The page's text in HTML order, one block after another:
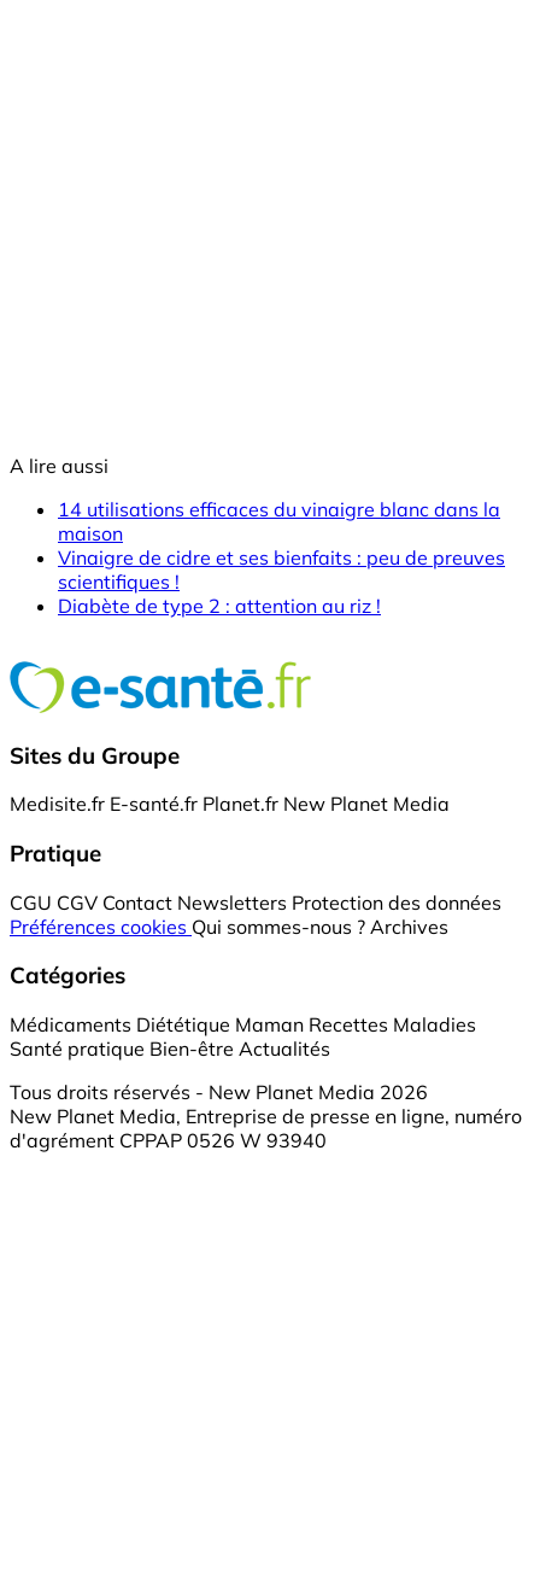
A lire aussi
14 utilisations efficaces du vinaigre blanc dans la
maison
Vinaigre de cidre et ses bienfaits : peu de preuves
scientifiques !
Diabète de type 2 : attention au riz !
Sites du Groupe
Medisite.fr E-santé.fr Planet.fr New Planet Media
Pratique
CGU CGV Contact Newsletters Protection des données
Préférences cookies Qui sommes-nous ? Archives
Catégories
Médicaments Diététique Maman Recettes Maladies
Santé pratique Bien-être Actualités
Tous droits réservés - New Planet Media 2026
New Planet Media, Entreprise de presse en ligne, numéro
d'agrément CPPAP 0526 W 93940